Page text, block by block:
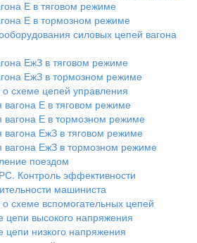
Е в тяговом режиме
Е в тормозном режиме
силовых цепей вагона
ЕжЗ в тяговом режиме
ЕжЗ в тормозном режиме
схеме цепей управления
Е в тяговом режиме
вагона Е в тормозном режиме
ЕжЗ в тяговом режиме
вагона ЕжЗ в тормозном режиме
поездом
Контроль эффективности
машиниста
схеме вспомогательных цепей
цепи высокого напряжения
цепи низкого напряжения